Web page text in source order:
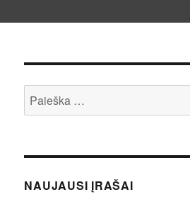
Ieškoti:
NAUJAUSI ĮRAŠAI